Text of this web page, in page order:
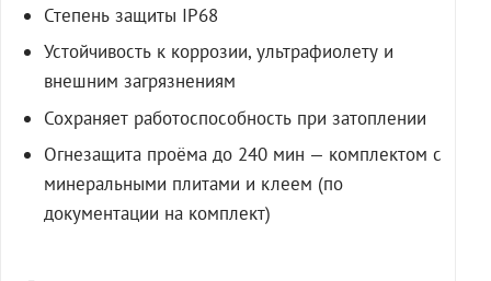
Степень защиты IP68
Устойчивость к коррозии, ультрафиолету и
внешним загрязнениям
Сохраняет работоспособность при затоплении
Огнезащита проёма до 240 мин — комплектом с
минеральными плитами и клеем (по
документации на комплект)